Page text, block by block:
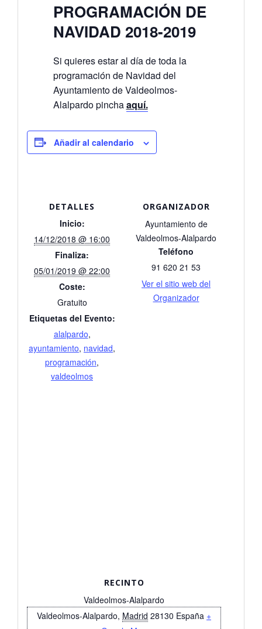
PROGRAMACIÓN DE
NAVIDAD 2018-2019
Si quieres estar al día de toda la
programación de Navidad del
Ayuntamiento de Valdeolmos-
Alalpardo pinchaaquí.
Añadir al calendario
DETALLES
Inicio:
14/12/2018 @ 16:00
Finaliza:
05/01/2019 @ 22:00
Coste:
Gratuito
Etiquetas del Evento:
alalpardo,
ayuntamiento, navidad,
programación,
valdeolmos
ORGANIZADOR
Ayuntamiento de
Valdeolmos-Alalpardo
Teléfono
91 620 21 53
Ver el sitio web del
Organizador
RECINTO
Valdeolmos-Alalpardo
Valdeolmos-Alalpardo, Madrid 28130 España +